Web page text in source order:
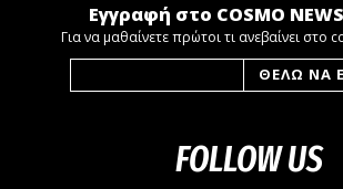
Εγγραφή στο COSMO
Για να μαθαίνετε πρώτοι τι ανεβαίνει στο
FOLLOW US